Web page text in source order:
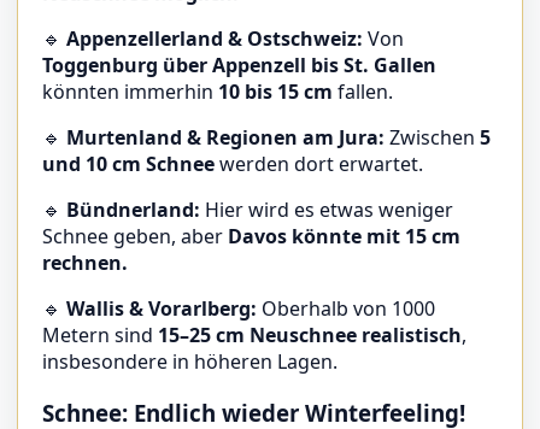
🔹 Appenzellerland & Ostschweiz: Von
Toggenburg über Appenzell bis St. Gallen
könnten immerhin 10 bis 15 cm fallen.
🔹 Murtenland & Regionen am Jura: Zwischen 5
und 10 cm Schneewerden dort erwartet.
🔹 Bündnerland: Hier wird es etwas weniger
Schnee geben, aber Davos könnte mit 15 cm
rechnen.
🔹 Wallis & Vorarlberg: Oberhalb von 1000
Metern sind 15–25 cm Neuschnee realistisch,
insbesondere in höheren Lagen.
Schnee: Endlich wieder Winterfeeling!